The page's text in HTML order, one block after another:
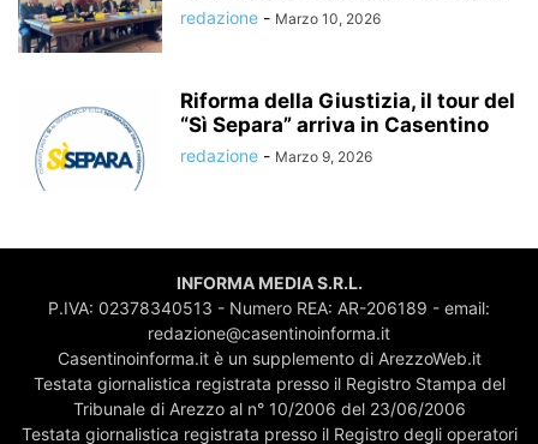
redazione - Marzo 10, 2026
Riforma della Giustizia, il tour del
“Sì Separa” arriva in Casentino
redazione - Marzo 9, 2026
INFORMA MEDIA S.R.L.
P.IVA: 02378340513 - Numero REA: AR-206189 - email:
redazione@casentinoinforma.it
Casentinoinforma.it è un supplemento di ArezzoWeb.it
Testata giornalistica registrata presso il Registro Stampa del
Tribunale di Arezzo al n° 10/2006 del 23/06/2006
Testata giornalistica registrata presso il Registro degli operatori